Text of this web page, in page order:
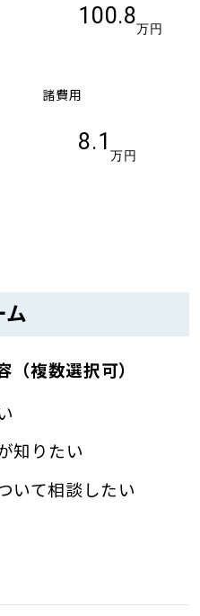
733-500
100.8
万円
諸費用
8.1
万円
ム
（複数選択可）
知りたい
いて相談したい